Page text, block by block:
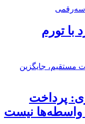
نبرد با تورم
پرداخت
واسطه‌ها نیست